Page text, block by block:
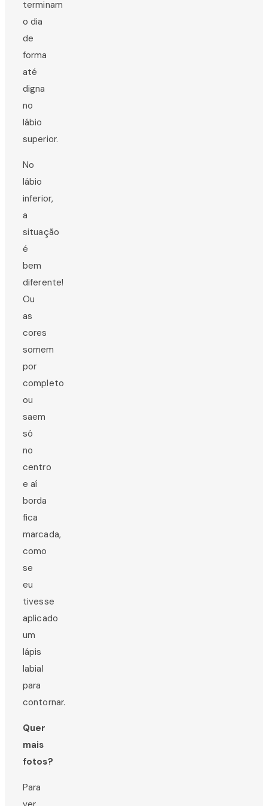
terminam
o dia
de
forma
até
digna
no
lábio
superior.
No
lábio
inferior,
a
situação
é
bem
diferente!
Ou
as
cores
somem
por
completo
ou
saem
só
no
centro
e aí
borda
fica
marcada,
como
se
eu
tivesse
aplicado
um
lápis
labial
para
contornar.
Quer
mais
fotos?
Para